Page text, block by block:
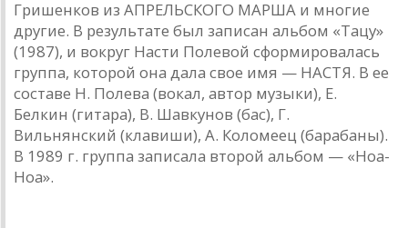
Гришенков из АПРЕЛЬСКОГО МАРША и многие
другие. В результате был записан альбом «Тацу»
(1987), и вокруг Насти Полевой сформировалась
группа, которой она дала свое имя — НАСТЯ. В ее
составе Н. Полева (вокал, автор музыки), Е.
Белкин (гитара), В. Шавкунов (бас), Г.
Вильнянский (клавиши), А. Коломеец (барабаны).
В 1989 г. группа записала второй альбом — «Ноа-
Ноа».